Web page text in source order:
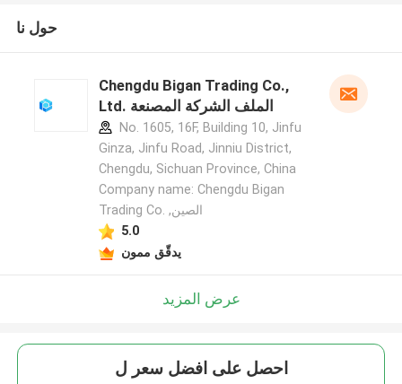
حول نا
Chengdu Bigan Trading Co.,
Ltd. الملف الشركة المصنعة
No. 1605, 16F, Building 10, Jinfu
Ginza, Jinfu Road, Jinniu District,
Chengdu, Sichuan Province, China
Company name: Chengdu Bigan
Trading Co. ,الصين
5.0
يدقّق ممون
عرض المزيد
احصل على افضل سعر ل